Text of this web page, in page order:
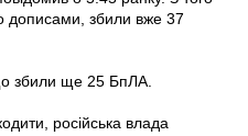
дописами, збили вже 37
збили ще 25 БпЛА.
російська влада